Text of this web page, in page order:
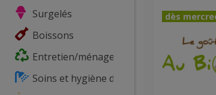
Surgelés
Boissons
Entretien/ménage
Soins et hygiène du corps
dès